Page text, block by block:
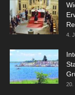
4.
20.